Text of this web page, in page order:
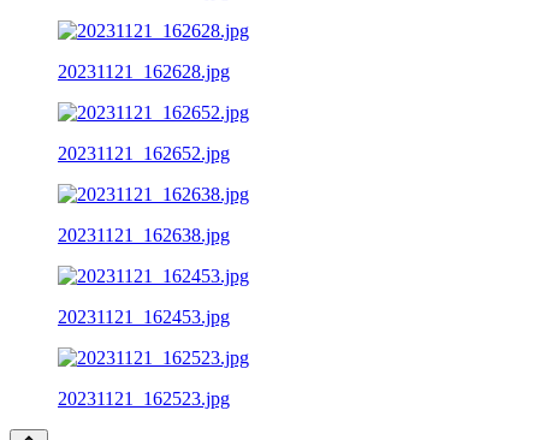
20231121_162628.jpg
20231121_162652.jpg
20231121_162638.jpg
20231121_162453.jpg
20231121_162523.jpg